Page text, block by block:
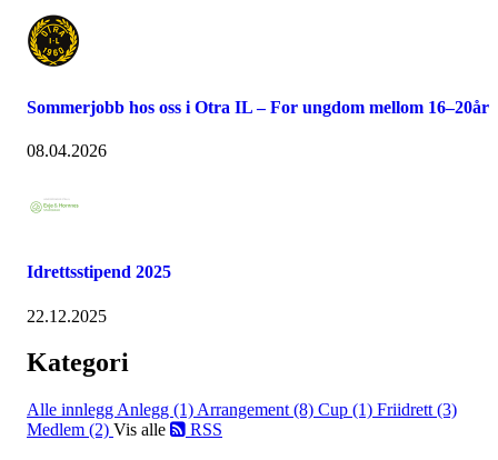
Sommerjobb hos oss i Otra IL – For ungdom mellom 16–20år
08.04.2026
Idrettsstipend 2025
22.12.2025
Kategori
Alle innlegg Anlegg (1) Arrangement (8) Cup (1) Friidrett (3)
Medlem (2) Vis alle RSS